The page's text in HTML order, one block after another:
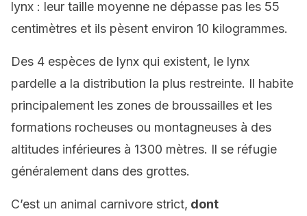
lynx : leur taille moyenne ne dépasse pas les 55
centimètres et ils pèsent environ 10 kilogrammes.
Des 4 espèces de lynx qui existent, le lynx
pardelle a la distribution la plus restreinte. Il habite
principalement les zones de broussailles et les
formations rocheuses ou montagneuses à des
altitudes inférieures à 1300 mètres. Il se réfugie
généralement dans des grottes.
C’est un animal carnivore strict, dont